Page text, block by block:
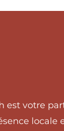
est votre
locale